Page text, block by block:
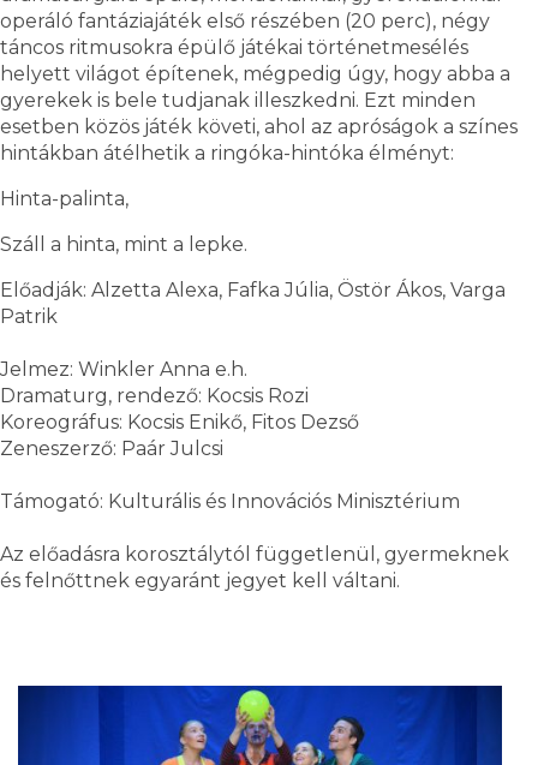
operáló fantáziajáték első részében (20 perc), négy
táncos ritmusokra épülő játékai történetmesélés
helyett világot építenek, mégpedig úgy, hogy abba a
gyerekek is bele tudjanak illeszkedni. Ezt minden
esetben közös játék követi, ahol az apróságok a színes
hintákban átélhetik a ringóka-hintóka élményt:
Hinta-palinta,
Száll a hinta, mint a lepke.
Előadják: Alzetta Alexa, Fafka Júlia, Östör Ákos, Varga
Patrik
Jelmez: Winkler Anna e.h.
Dramaturg, rendező: Kocsis Rozi
Koreográfus: Kocsis Enikő, Fitos Dezső
Zeneszerző: Paár Julcsi
Támogató: Kulturális és Innovációs Minisztérium
Az előadásra korosztálytól függetlenül, gyermeknek
és felnőttnek egyaránt jegyet kell váltani.